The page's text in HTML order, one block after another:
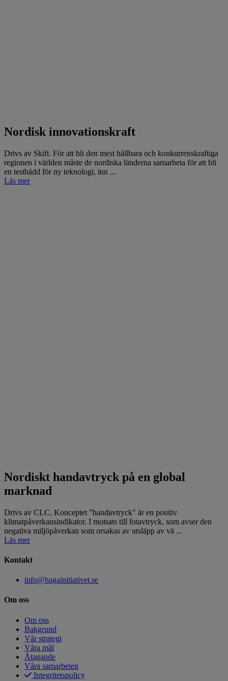
Nordisk innovationskraft
Drivs av Skift. För att bli den mest hållbara och konkurrenskraftiga
regionen i världen måste de nordiska länderna samarbeta för att bli
en testbädd för ny teknologi, inn ...
Läs mer
Nordiskt handavtryck på en global
marknad
Drivs av CLC. Konceptet ”handavtryck" är en positiv
klimatpåverkansindikator. I motsats till fotavtryck, som avser den
negativa miljöpåverkan som orsakas av utsläpp av vä ...
Läs mer
Kontakt
info@hagainitiativet.se
Om oss
Om oss
Bakgrund
Vår strategi
Våra mål
Åtagande
Våra samarbeten
Integritetspolicy